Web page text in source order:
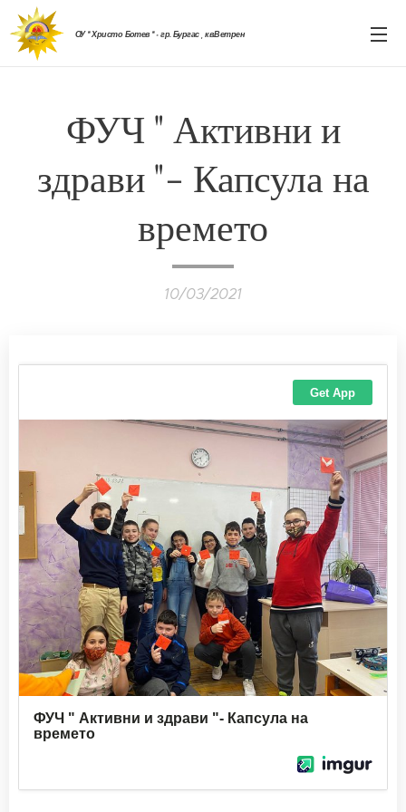
ОУ " Христо Ботев " - гр. Бургас , кв.Ветрен
ФУЧ " Активни и
здрави "- Капсула на
времето
10/03/2021